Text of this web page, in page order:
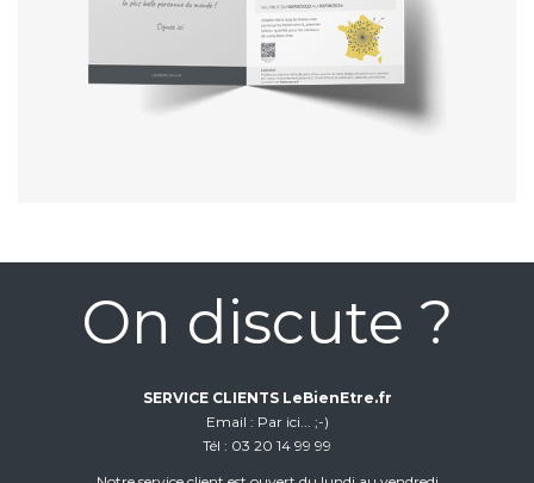
On discute ?
SERVICE CLIENTS LeBienEtre.fr
Email
Par ici... ;-)
Tél
03 20 14 99 99